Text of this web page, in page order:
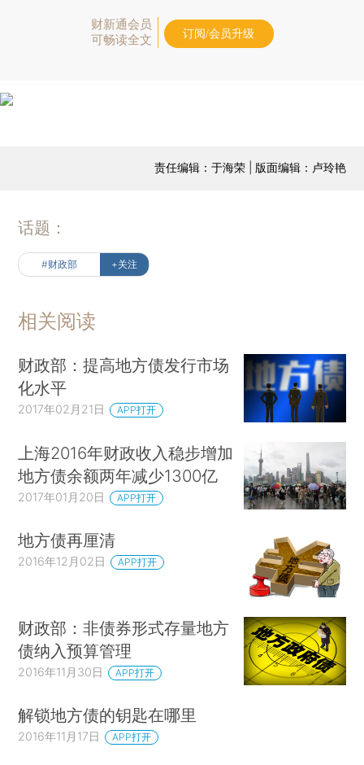
财新通会员
可畅读全文
订阅/会员升级
责任编辑：于海荣 | 版面编辑：卢玲艳
话题：
#财政部 +关注
相关阅读
财政部：提高地方债发行市场
化水平
2017年02月21日 APP打开
上海2016年财政收入稳步增加
地方债余额两年减少1300亿
2017年01月20日 APP打开
地方债再厘清
2016年12月02日 APP打开
财政部：非债券形式存量地方
债纳入预算管理
2016年11月30日 APP打开
解锁地方债的钥匙在哪里
2016年11月17日 APP打开